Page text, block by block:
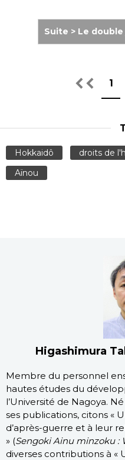
Suite > Le
1
Hokkaidô droits de
Aïnou
Higashimura
Membre du personnel
hautes études du
l’Université de Nagoya.
ses publications, citons «
d’après-guerre et à leur
» (Sengoki Ainu minzoku :
diverses contributions à